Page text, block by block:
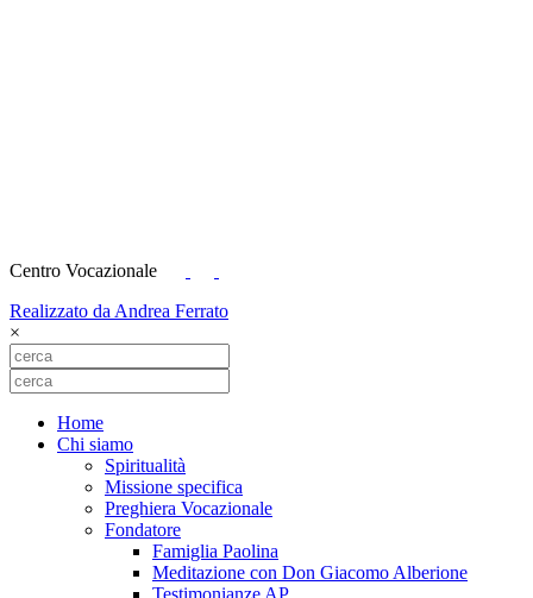
Centro Vocazionale
Realizzato da Andrea Ferrato
×
Home
Chi siamo
Spiritualità
Missione specifica
Preghiera Vocazionale
Fondatore
Famiglia Paolina
Meditazione con Don Giacomo Alberione